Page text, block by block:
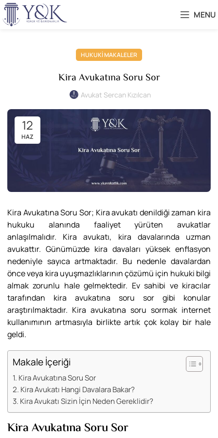
MENU
HUKUKI MAKALELER
Kira Avukatına Soru Sor
Avukat Sercan Kızılcan
12
HAZ
Kira Avukatına Soru Sor; Kira avukatı denildiği zaman kira
hukuku alanında faaliyet yürüten avukatlar
anlaşılmalıdır. Kira avukatı, kira davalarında uzman
avukattır. Günümüzde kira davaları yüksek enflasyon
nedeniyle sayıca artmaktadır. Bu nedenle davalardan
önce veya kira uyuşmazlıklarının çözümü için hukuki bilgi
almak zorunlu hale gelmektedir. Ev sahibi ve kiracılar
tarafından kira avukatına soru sor gibi konular
araştırılmaktadır. Kira avukatına soru sormak internet
kullanımının artmasıyla birlikte artık çok kolay bir hale
geldi.
Makale İçeriği
Kira Avukatına Soru Sor
Kira Avukatı Hangi Davalara Bakar?
Kira Avukatı Sizin İçin Neden Gereklidir?
Kira Avukatına Soru Sor